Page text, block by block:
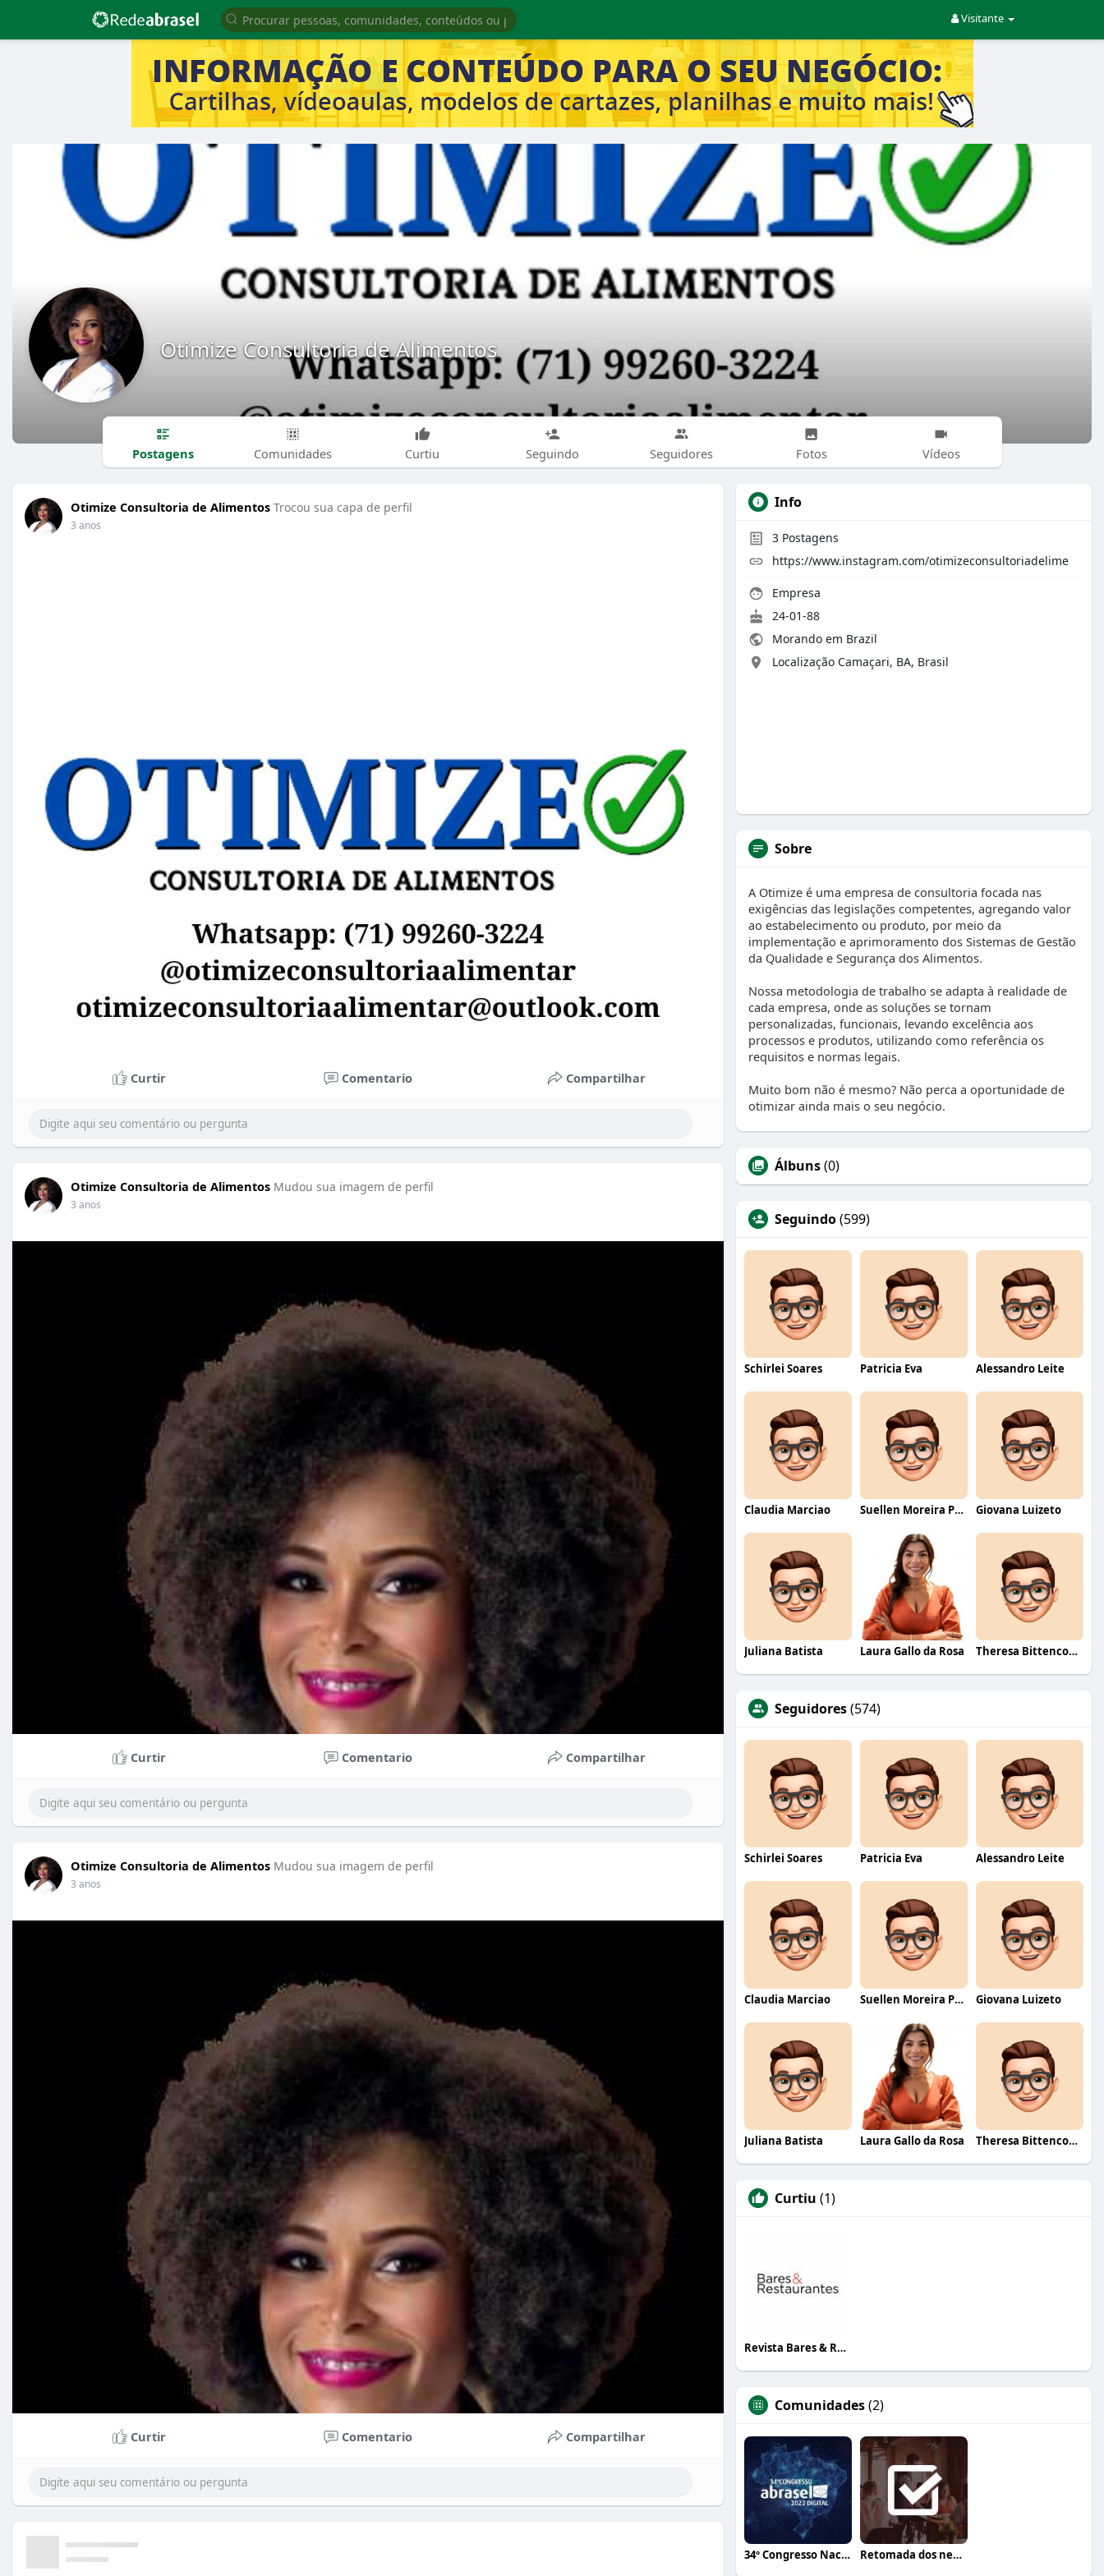
Visitante
Otimize Consultoria de Alimentos
Postagens Comunidades Curtiu Seguindo Seguidores Fotos Vídeos
Otimize Consultoria de Alimentos Trocou sua capa de perfil
3 anos
Curtir Comentario Compartilhar
Otimize Consultoria de Alimentos Mudou sua imagem de perfil
3 anos
Curtir Comentario Compartilhar
Otimize Consultoria de Alimentos Mudou sua imagem de perfil
3 anos
Curtir Comentario Compartilhar
Info
3 Postagens
https://www.instagram.com/otimizeconsultoriadelime
Empresa
24-01-88
Morando em Brazil
Localização Camaçari, BA, Brasil
Sobre
A Otimize é uma empresa de consultoria focada nas
exigências das legislações competentes, agregando valor
ao estabelecimento ou produto, por meio da
implementação e aprimoramento dos Sistemas de Gestão
da Qualidade e Segurança dos Alimentos.
Nossa metodologia de trabalho se adapta à realidade de
cada empresa, onde as soluções se tornam
personalizadas, funcionais, levando excelência aos
processos e produtos, utilizando como referência os
requisitos e normas legais.
Muito bom não é mesmo? Não perca a oportunidade de
otimizar ainda mais o seu negócio.
Álbuns(0)
Seguindo(599)
Schirlei Soares Patricia Eva Alessandro Leite
Claudia Marciao Suellen Moreira Parente de Oliveira Giovana Luizeto
Juliana Batista Laura Gallo da Rosa Theresa Bittencourt
Seguidores(574)
Schirlei Soares Patricia Eva Alessandro Leite
Claudia Marciao Suellen Moreira Parente de Oliveira Giovana Luizeto
Juliana Batista Laura Gallo da Rosa Theresa Bittencourt
Curtiu (1)
Revista Bares & Restaurantes
Comunidades(2)
34º Congresso Nacional Abrasel Retomada dos negócios